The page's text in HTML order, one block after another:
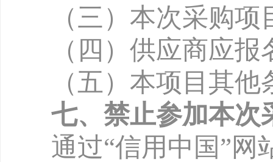
（三）本次采购
（四）供应商应
（五）本项目其他
七、禁止参加本次
通过“信用中国”网